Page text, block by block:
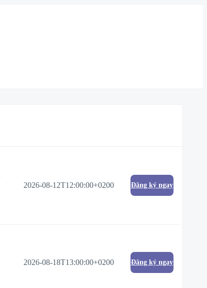
2026-08-12T12:00:00+0200 Đăng ký ngay
2026-08-18T13:00:00+0200 Đăng ký ngay